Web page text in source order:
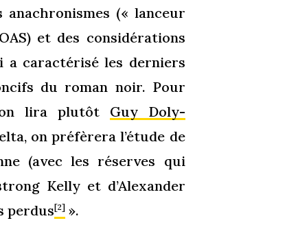
(« lanceur
et des considérations
a caractérisé les derniers
du roman noir. Pour
on lira plutôt Guy Doly-
on préfèrera l’étude de
(avec les réserves qui
Kelly et d’Alexander
perdus[2] ».